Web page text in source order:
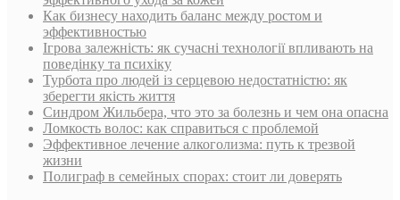
Как бизнесу находить баланс между ростом и
эффективностью
Ігрова залежність: як сучасні технології впливають на
поведінку та психіку
Турбота про людей із серцевою недостатністю: як
зберегти якість життя
Синдром Жильбера, что это за болезнь и чем она опасна
Ломкость волос: как справиться с проблемой
Эффективное лечение алкоголизма: путь к трезвой
жизни
Полиграф в семейных спорах: стоит ли доверять